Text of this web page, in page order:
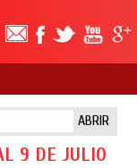
ABRIR
9 DE JULIO